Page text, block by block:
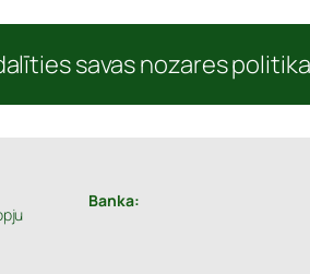
savas nozares
Banka: